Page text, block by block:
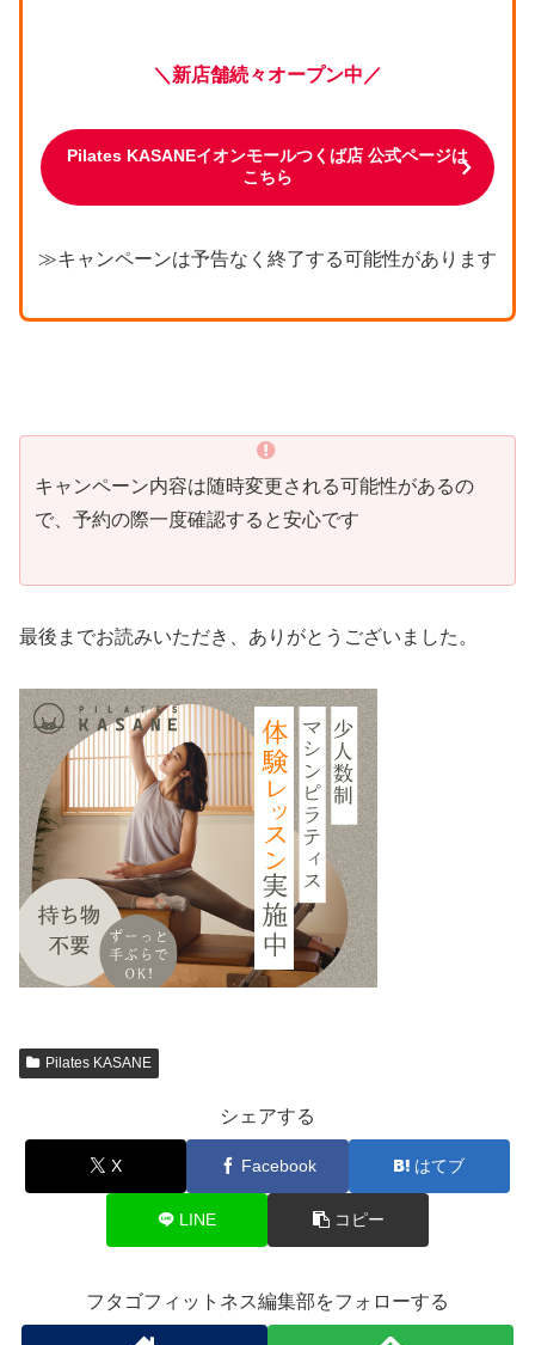
＼新店舗続々オープン中／
Pilates KASANEイオンモールつくば店 公式ページは
こちら
≫キャンペーンは予告なく終了する可能性があります
キャンペーン内容は随時変更される可能性があるの
で、予約の際一度確認すると安心です
最後までお読みいただき、ありがとうございました。
Pilates KASANE
シェアする
X Facebook はてブ
LINE コピー
フタゴフィットネス編集部をフォローする